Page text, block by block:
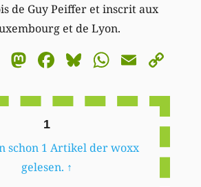
de Guy Peiffer et inscrit aux
et de Lyon.
Mastodon
Facebook
BlueskyEmail
1
schon 1 Artikel der woxx
gelesen. ↑